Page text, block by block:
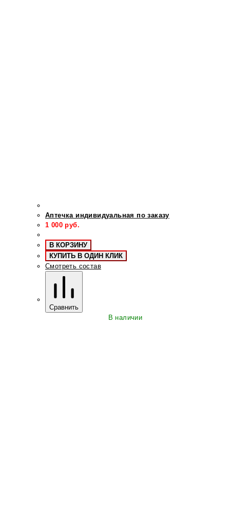
Аптечка индивидуальная по заказу
1 000 руб.
В КОРЗИНУ
КУПИТЬ В ОДИН КЛИК
Смотреть состав
Сравнить
В наличии